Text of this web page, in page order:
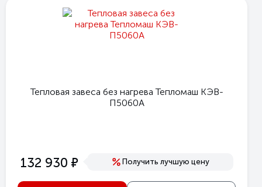
Тепловая завеса без нагрева Тепломаш КЭВ-
П5060А
132 930 е Получить лучшую цену